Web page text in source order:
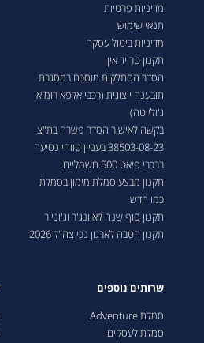
מדיניות פרטיות
תנאי שימוש
מדיניות ביטול עסקה
תקנון טרייד אין
הסדר הסתלקות מוסכם במסגרת
תובענה ייצוגית (רכבי אלפא רומיאו
ג'ולייטה)
בקשה לאישור הסדר פשרה בת"צ
38503-08-23 בעניין טווחי נסיעה
ברכבי פיאט 500 חשמליים
תקנון מבצע סמלת מימון בסמלת
כמו חדש
תקנון סוף שנה לאוונג'ר וג'וניור
תקנון הטבה לארגון נכי צה"ל 2026
שרותים נוספים
סמלת Adventure
סמלת לעסקים